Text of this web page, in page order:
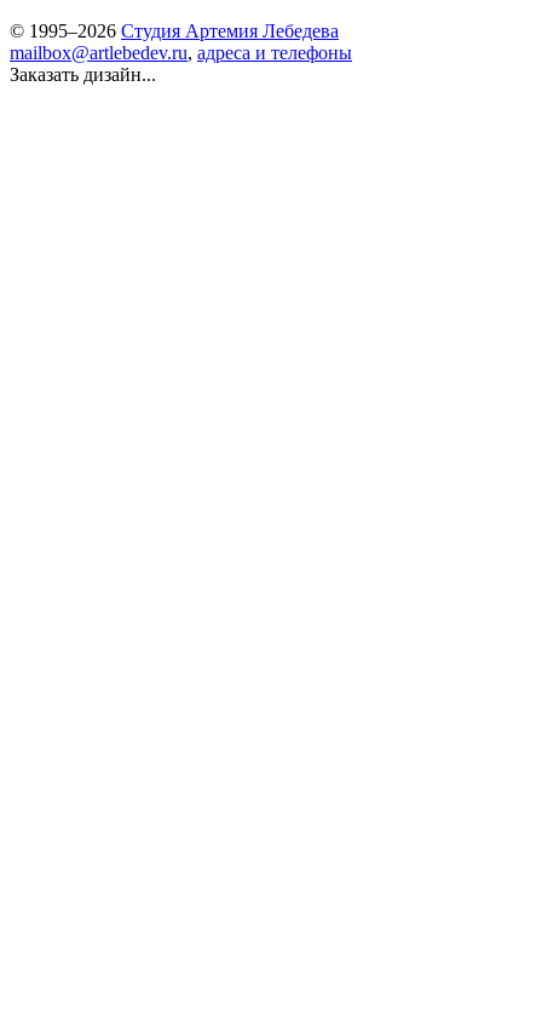
© 1995–2026 Студия Артемия Лебедева
mailbox@artlebedev.ru, адреса и телефоны
Заказать дизайн...